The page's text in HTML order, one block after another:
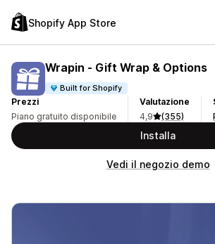
Shopify App Store
Wrapin ‑ Gift Wrap & Options
Built for Shopify
Prezzi
Piano gratuito disponibile
Valutazione
4,9
(355)
Installa
Vedi il negozio demo